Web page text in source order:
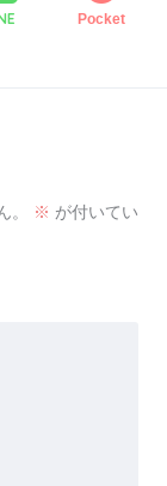
Pocket
※ が付いてい